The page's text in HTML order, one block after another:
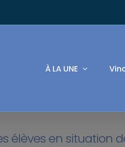
À LA UNE
élèves en situation